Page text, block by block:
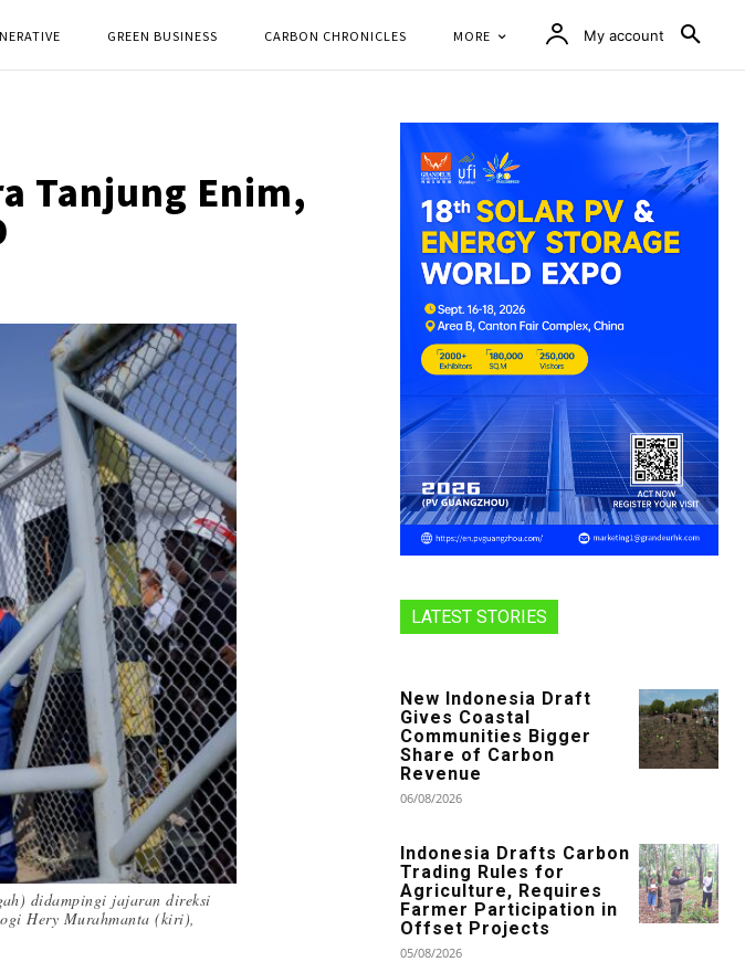
GREEN BUSINESS CARBON CHRONICLES MORE My account
Tanjung Enim,
didampingi jajaran direksi
Hery Murahmanta (kiri),
LATEST STORIES
New Indonesia Draft
Gives Coastal
Communities Bigger
Share of Carbon
Revenue
06/08/2026
Indonesia Drafts Carbon
Trading Rules for
Agriculture, Requires
Farmer Participation in
Offset Projects
05/08/2026